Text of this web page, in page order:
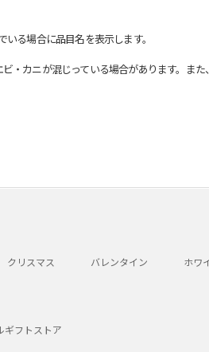
る場合に品目名を表示します。
カニが混じっている場合があります。ま
クリスマス バレンタイン ホワ
ギフトストア